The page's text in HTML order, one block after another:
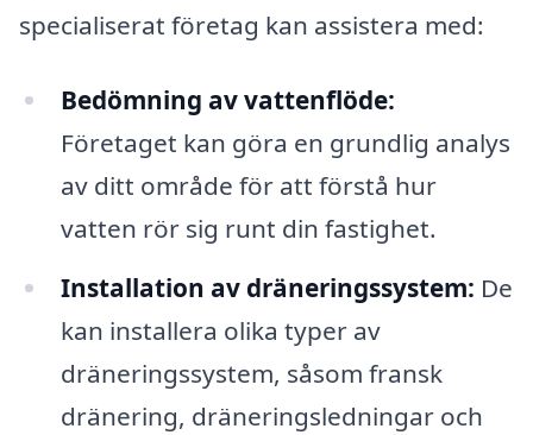
specialiserat företag kan assistera med:
Bedömning av vattenflöde:
Företaget kan göra en grundlig analys
av ditt område för att förstå hur
vatten rör sig runt din fastighet.
Installation av dräneringssystem: De
kan installera olika typer av
dräneringssystem, såsom fransk
dränering, dräneringsledningar och